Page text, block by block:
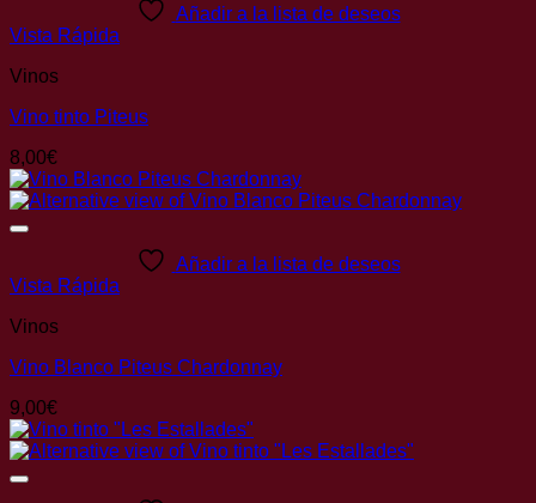
Añadir a la lista de deseos
Vista Rápida
Vinos
Vino tinto Piteus
8,00€
Añadir a la lista de deseos
Vista Rápida
Vinos
Vino Blanco Piteus Chardonnay
9,00€